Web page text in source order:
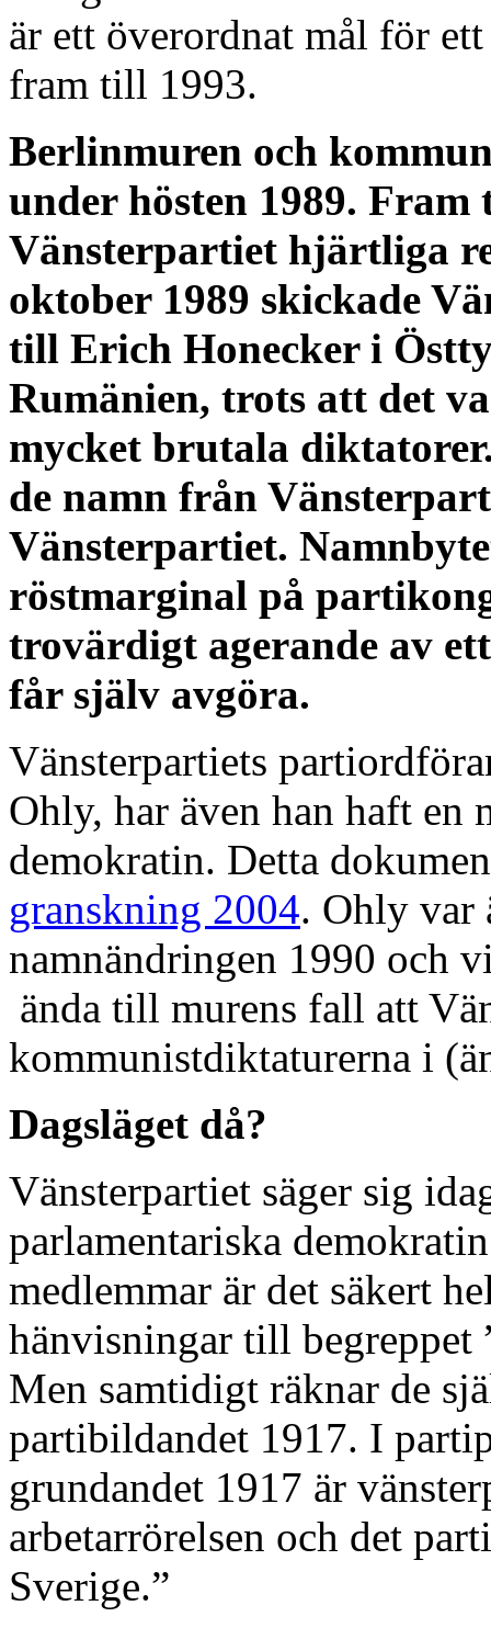
är ett överordnat mål för
fram till 1993.
Berlinmuren och
under hösten 1989.
Vänsterpartiet hjärtliga
oktober 1989 skickade
till Erich Honecker i
Rumänien, trots att det
mycket brutala
de namn från
Vänsterpartiet.
röstmarginal på
trovärdigt agerande av
får själv avgöra.
Vänsterpartiets
Ohly, har även han haft
demokratin. Detta
granskning 2004. Ohly var
namnändringen 1990 och
ända till murens fall att
kommunistdiktaturerna i
Dagsläget då?
Vänsterpartiet säger sig
parlamentariska
medlemmar är det säkert
hänvisningar till
Men samtidigt räknar de
partibildandet 1917. I
grundandet 1917 är
arbetarrörelsen och det
Sverige.”